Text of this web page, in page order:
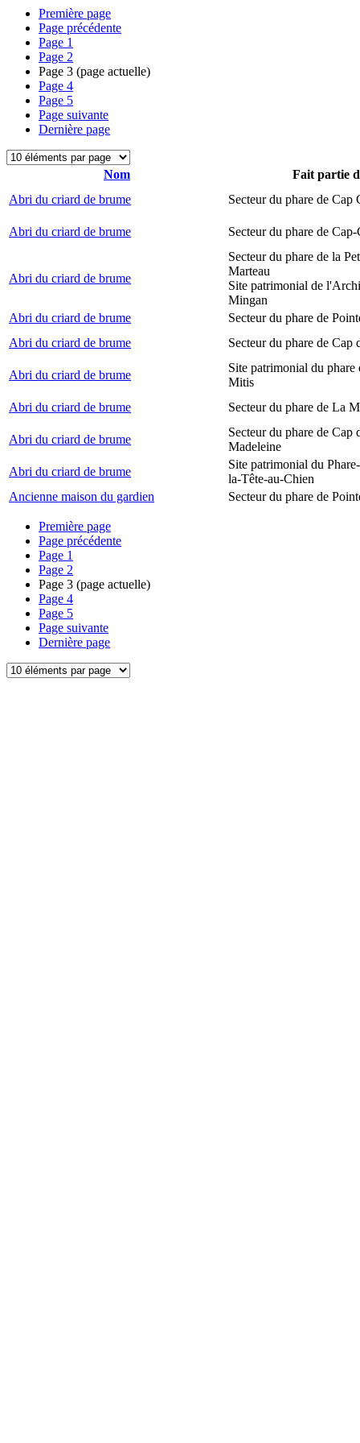
Première page
Page précédente
Page 1
Page 2
Page 3 (page actuelle)
Page 4
Page 5
Page suivante
Dernière page
Nom
Fait partie
Abri du criard de brume
Secteur du phare de Cap
Abri du criard de brume Secteur du phare de Cap-
Abri du criard de brume
Secteur du phare de la
Marteau
Site patrimonial de
Mingan
Abri du criard de brume
Secteur du phare de
Abri du criard de brume
Secteur du phare de Cap
Abri du criard de brume
Site patrimonial du phare
Mitis
Abri du criard de brume
Secteur du phare de La
Abri du criard de brume
Secteur du phare de Cap
Madeleine
Abri du criard de brume
Site patrimonial du
la-Tête-au-Chien
Ancienne maison du gardien
Secteur du phare de
Première page
Page précédente
Page 1
Page 2
Page 3 (page actuelle)
Page 4
Page 5
Page suivante
Dernière page